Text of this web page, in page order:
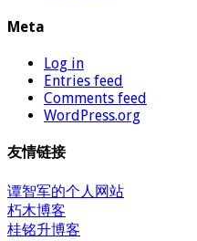
Meta
Log in
Entries feed
Comments feed
WordPress.org
友情链接
谭智军的个人网站
朽木博客
桂铭升博客